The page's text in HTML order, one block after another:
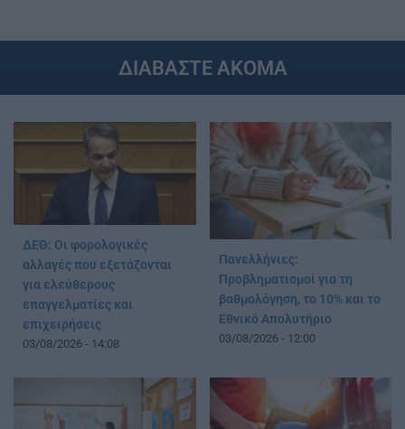
ΔΙΑΒΑΣΤΕ ΑΚΟΜΑ
ΔΕΘ: Οι φορολογικές
αλλαγές που εξετάζονται
για ελεύθερους
επαγγελματίες και
επιχειρήσεις
03/08/2026 - 14:08
Πανελλήνιες:
Προβληματισμοί για τη
βαθμολόγηση, το 10% και το
Εθνικό Απολυτήριο
03/08/2026 - 12:00